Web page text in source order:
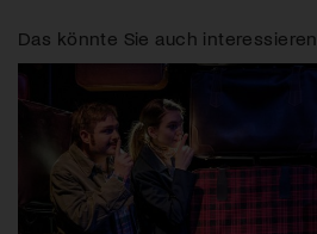
Das könnte Sie auch interessieren